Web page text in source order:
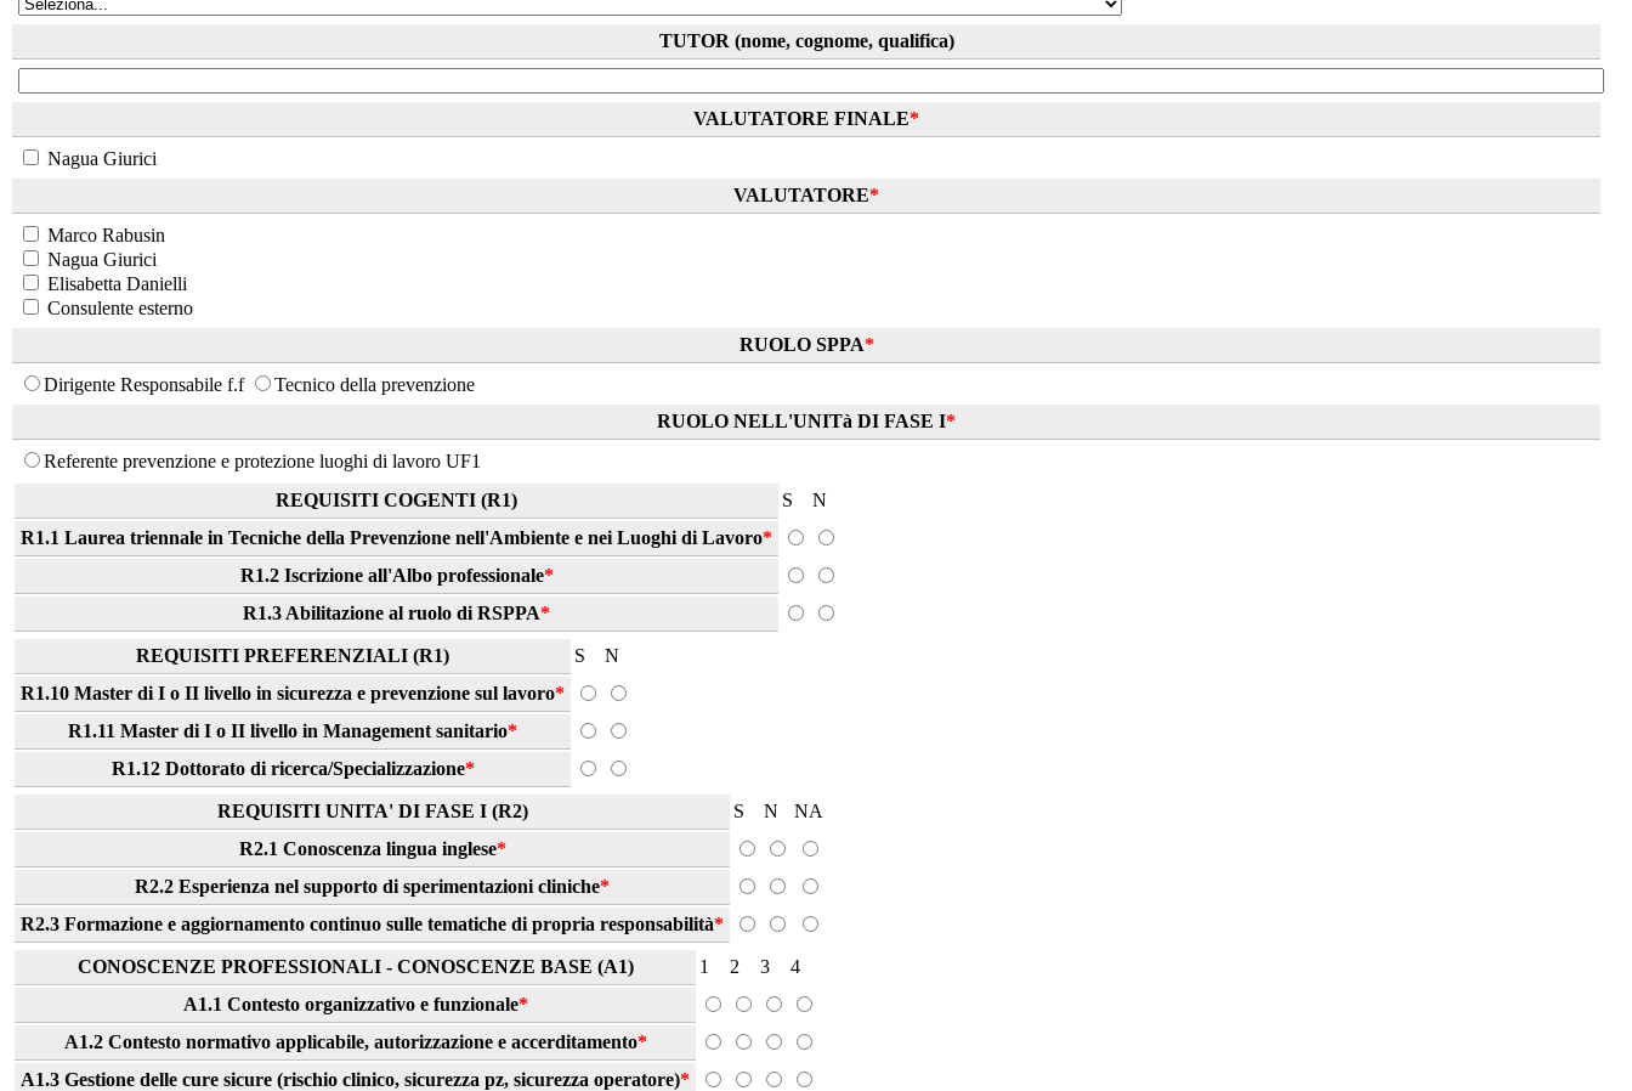
TUTOR (nome, cognome, qualifica)
VALUTATORE FINALE*
Nagua Giurici
VALUTATORE*
Marco Rabusin
Nagua Giurici
Elisabetta Danielli
Consulente esterno
RUOLO SPPA*
Dirigente Responsabile f.f
Tecnico della prevenzione
RUOLO NELL'UNITà DI FASE I*
Referente prevenzione e protezione luoghi di lavoro UF1
REQUISITI COGENTI (R1)
S
N
R1.1 Laurea triennale in Tecniche della Prevenzione nell'Ambiente e nei Luoghi di Lavoro*
R1.2 Iscrizione all'Albo professionale*
R1.3 Abilitazione al ruolo di RSPPA*
REQUISITI PREFERENZIALI (R1) S
N
R1.10 Master di I o II livello in sicurezza e prevenzione sul lavoro*
R1.11 Master di I o II livello in Management sanitario*
R1.12 Dottorato di ricerca/Specializzazione*
REQUISITI UNITA' DI FASE I (R2) S N
NA
R2.1 Conoscenza lingua inglese*
R2.2 Esperienza nel supporto di sperimentazioni cliniche*
R2.3 Formazione e aggiornamento continuo sulle tematiche di propria responsabilità*
CONOSCENZE PROFESSIONALI - CONOSCENZE BASE (A1) 1 2 3
4
A1.1 Contesto organizzativo e funzionale*
A1.2 Contesto normativo applicabile, autorizzazione e accerditamento*
A1.3 Gestione delle cure sicure (rischio clinico, sicurezza pz, sicurezza operatore)*